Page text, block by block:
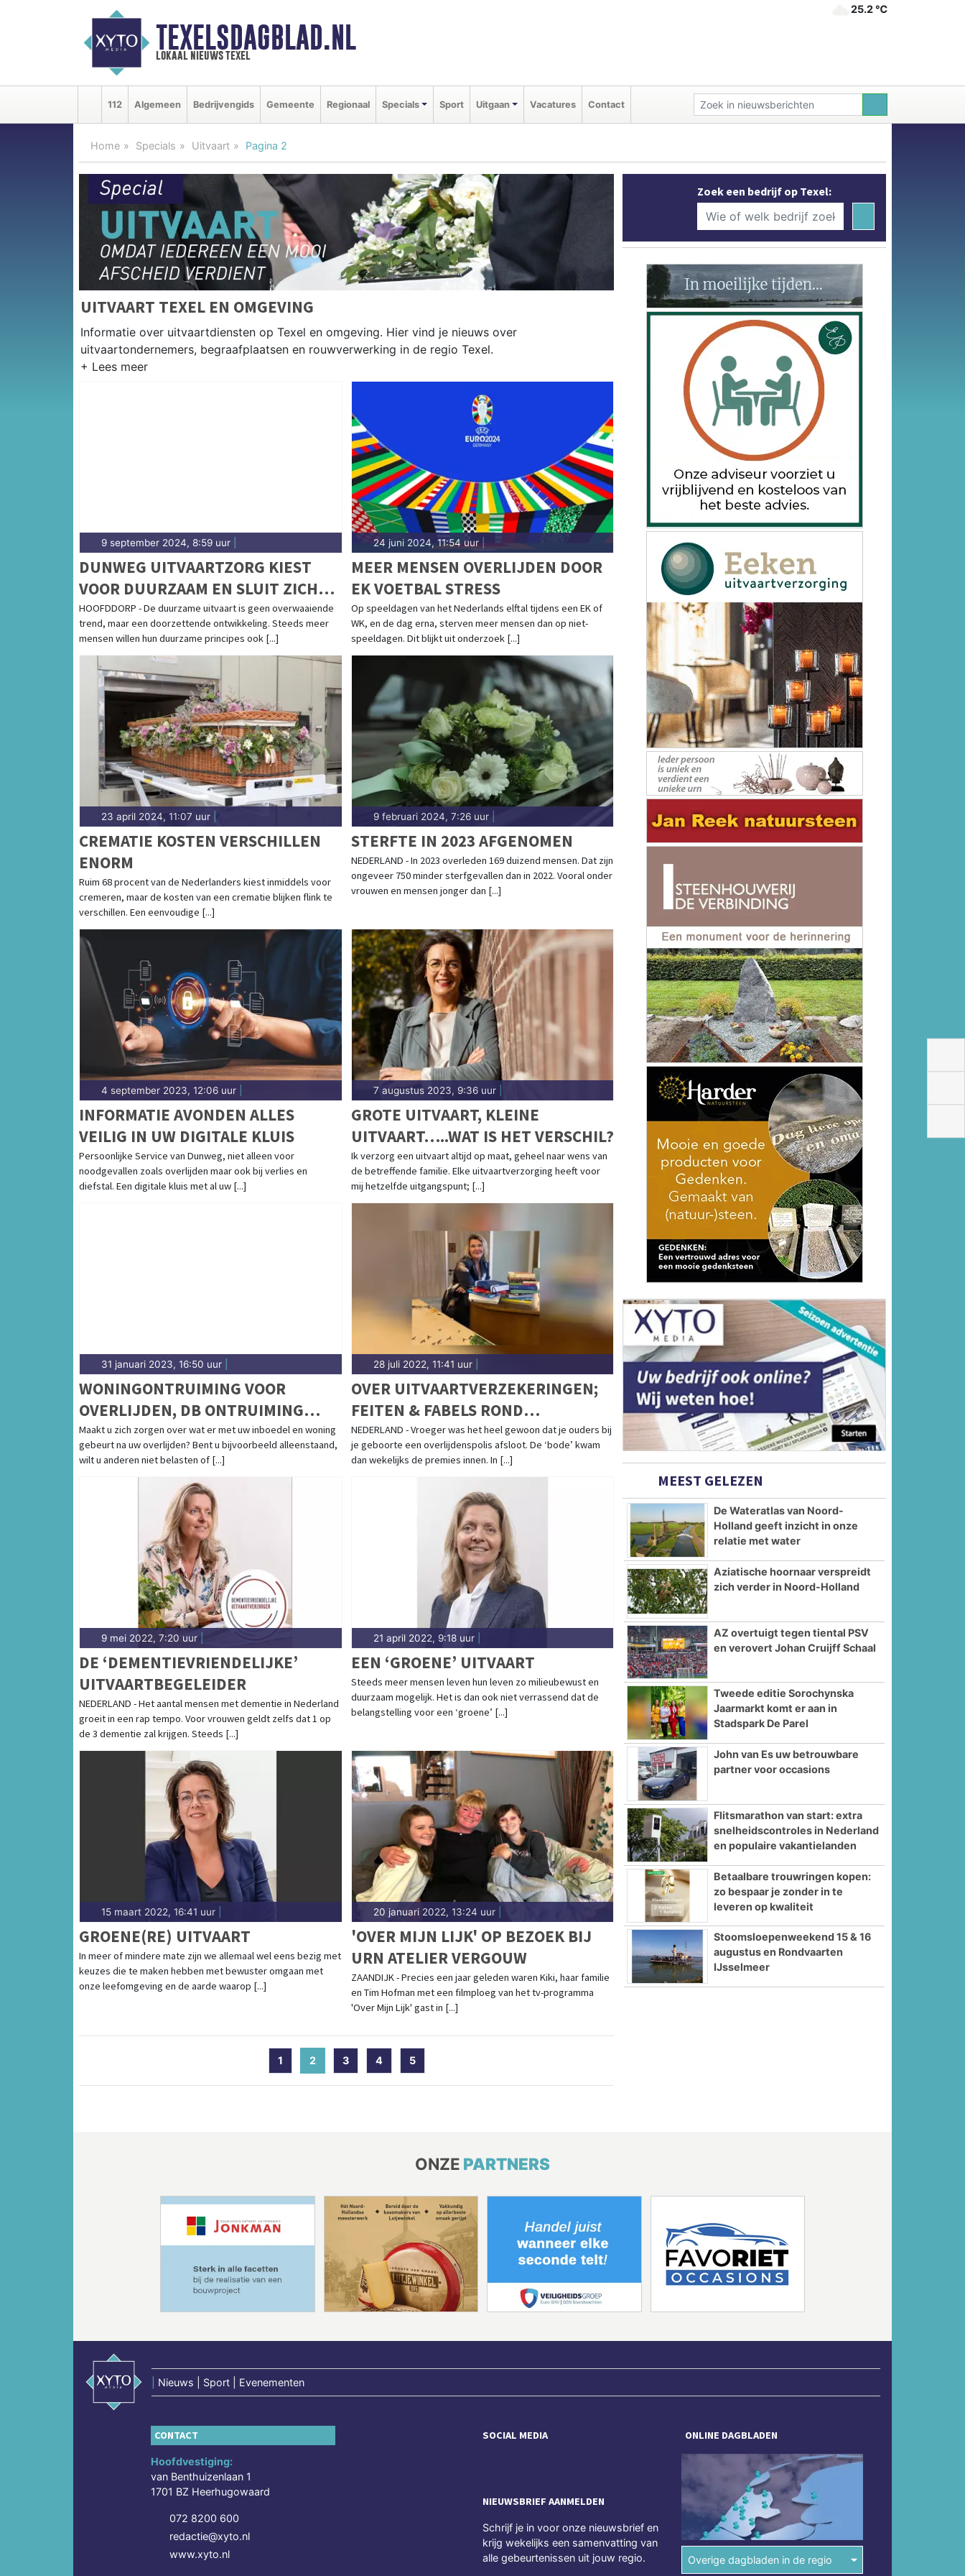
TEXELSDAGBLAD.NL
lokaal nieuws texel
25.2 ℃
112 Algemeen Bedrijvengids Gemeente Regionaal Specials Sport Uitgaan Vacatures Contact
Home Specials Uitvaart Pagina 2
UITVAART TEXEL EN OMGEVING
Informatie over uitvaartdiensten op Texel en omgeving. Hier vind je nieuws over
uitvaartondernemers, begraafplaatsen en rouwverwerking in de regio Texel.
9 september 2024, 8:59 uur
DUNWEG UITVAARTZORG KIEST
VOOR DUURZAAM EN SLUIT ZICH
AAN BIJ GREENLEAVE
HOOFDDORP - De duurzame uitvaart is geen overwaaiende
trend, maar een doorzettende ontwikkeling. Steeds meer
mensen willen hun duurzame principes ook [...]
24 juni 2024, 11:54 uur|
MEER MENSEN OVERLIJDEN DOOR
EK VOETBAL STRESS
Op speeldagen van het Nederlands elftal tijdens een EK of
WK, en de dag erna, sterven meer mensen dan op niet-
speeldagen. Dit blijkt uit onderzoek [...]
23 april 2024, 11:07 uur
CREMATIE KOSTEN VERSCHILLEN
ENORM
Ruim 68 procent van de Nederlanders kiest inmiddels voor
cremeren, maar de kosten van een crematie blijken flink te
verschillen. Een eenvoudige [...]
9 februari 2024, 7:26 uur|
STERFTE IN 2023 AFGENOMEN
NEDERLAND - In 2023 overleden 169 duizend mensen. Dat zijn
ongeveer 750 minder sterfgevallen dan in 2022. Vooral onder
vrouwen en mensen jonger dan [...]
4 september 2023, 12:06 uur
INFORMATIE AVONDEN ALLES
VEILIG IN UW DIGITALE KLUIS
Persoonlijke Service van Dunweg, niet alleen voor
noodgevallen zoals overlijden maar ook bij verlies en
diefstal. Een digitale kluis met al uw [...]
7 augustus 2023, 9:36 uur|
GROTE UITVAART, KLEINE
UITVAART…..WAT IS HET VERSCHIL?
Ik verzorg een uitvaart altijd op maat, geheel naar wens van
de betreffende familie. Elke uitvaartverzorging heeft voor
mij hetzelfde uitgangspunt; [...]
31 januari 2023, 16:50 uur
WONINGONTRUIMING VOOR
OVERLIJDEN, DB ONTRUIMING
HELPT
Maakt u zich zorgen over wat er met uw inboedel en woning
gebeurt na uw overlijden? Bent u bijvoorbeeld alleenstaand,
wilt u anderen niet belasten of [...]
28 juli 2022, 11:41 uur|
OVER UITVAARTVERZEKERINGEN;
FEITEN & FABELS ROND
KEUZEVRIJHEID
NEDERLAND - Vroeger was het heel gewoon dat je ouders bij
je geboorte een overlijdenspolis afsloot. De ‘bode’ kwam
dan wekelijks de premies innen. In [...]
9 mei 2022, 7:20 uur
DE ‘DEMENTIEVRIENDELIJKE’
UITVAARTBEGELEIDER
NEDERLAND - Het aantal mensen met dementie in Nederland
groeit in een rap tempo. Voor vrouwen geldt zelfs dat 1 op
de 3 dementie zal krijgen. Steeds [...]
21 april 2022, 9:18 uur|
EEN ‘GROENE’ UITVAART
Steeds meer mensen leven hun leven zo milieubewust en
duurzaam mogelijk. Het is dan ook niet verrassend dat de
belangstelling voor een ‘groene’ [...]
15 maart 2022, 16:41 uur
GROENE(RE) UITVAART
In meer of mindere mate zijn we allemaal wel eens bezig met
keuzes die te maken hebben met bewuster omgaan met
onze leefomgeving en de aarde waarop [...]
20 januari 2022, 13:24 uur|
'OVER MIJN LIJK' OP BEZOEK BIJ
URN ATELIER VERGOUW
ZAANDIJK - Precies een jaar geleden waren Kiki, haar familie
en Tim Hofman met een filmploeg van het tv-programma
'Over Mijn Lijk' gast in [...]
1 2(current)
3 4 5
Zoek een bedrijf op Texel:
MEEST GELEZEN
De Wateratlas van Noord-
Holland geeft inzicht in onze
relatie met water
Aziatische hoornaar verspreidt
zich verder in Noord-Holland
AZ overtuigt tegen tiental PSV
en verovert Johan Cruijff Schaal
Tweede editie Sorochynska
Jaarmarkt komt er aan in
Stadspark De Parel
John van Es uw betrouwbare
partner voor occasions
Flitsmarathon van start: extra
snelheidscontroles in Nederland
en populaire vakantielanden
Betaalbare trouwringen kopen:
zo bespaar je zonder in te
leveren op kwaliteit
Stoomsloepenweekend 15 & 16
augustus en Rondvaarten
IJsselmeer
ONZE PARTNERS
Nieuws | Sport | Evenementen
CONTACT
Hoofdvestiging:
van Benthuizenlaan 1
1701 BZ Heerhugowaard
072 8200 600
redactie@xyto.nl
www.xyto.nl
SOCIAL MEDIA
NIEUWSBRIEF AANMELDEN
Schrijf je in voor onze nieuwsbrief en
krijg wekelijks een samenvatting van
alle gebeurtenissen uit jouw regio.
ONLINE DAGBLADEN
Overige dagbladen in de regio